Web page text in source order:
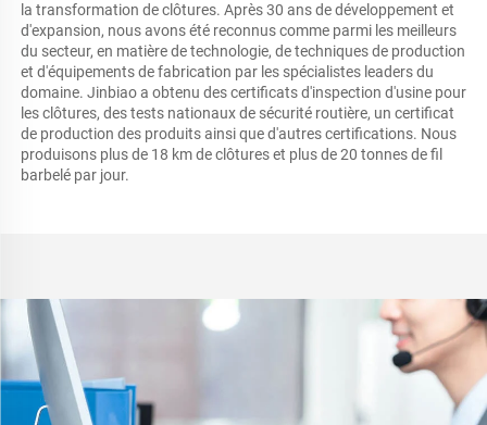
la transformation de clôtures. Après 30 ans de développement et
d'expansion, nous avons été reconnus comme parmi les meilleurs
du secteur, en matière de technologie, de techniques de production
et d'équipements de fabrication par les spécialistes leaders du
domaine. Jinbiao a obtenu des certificats d'inspection d'usine pour
les clôtures, des tests nationaux de sécurité routière, un certificat
de production des produits ainsi que d'autres certifications. Nous
produisons plus de 18 km de clôtures et plus de 20 tonnes de fil
barbelé par jour.